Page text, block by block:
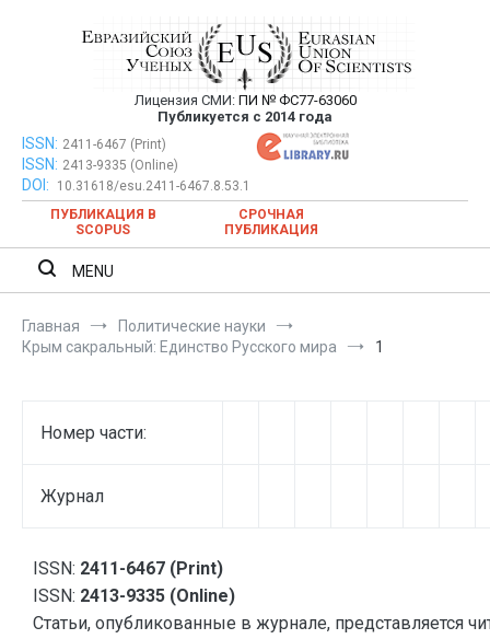
Евразийский Союз Ученых —
публикация научных статей в
ежемесячном научном журнале
Лицензия СМИ: ПИ № ФС77-63060
Публикуется с 2014 года
Евразийский Союз Ученых — публикация научных статей в
ежемесячном научном журнале
ISSN: 2411-6467 (Print)
ISSN: 2413-9335 (Online)
DOI:
10.31618/esu.2411-6467.8.53.1
ПУБЛИКАЦИЯ В
SCOPUS
СРОЧНАЯ
ПУБЛИКАЦИЯ
MENU
Главная
Политические науки
Крым сакральный: Единство Русского мира
1
Номер части:
Журнал
ISSN: 2411-6467 (Print)
ISSN: 2413-9335 (Online)
Статьи, опубликованные в журнале, представляется